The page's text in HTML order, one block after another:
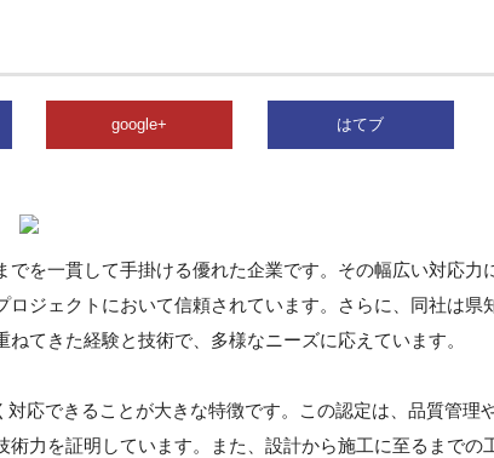
google+ はてブ
でを一貫して手掛ける優れた企業です。その幅広い対応力
ジェクトにおいて信頼されています。さらに、同社は県
てきた経験と技術で、多様なニーズに応えています。
応できることが大きな特徴です。この認定は、品質管理
力を証明しています。また、設計から施工に至るまでの